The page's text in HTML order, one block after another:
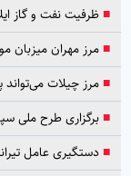
■ظرفیت نفت و گاز
■مرز مهران میزبان
■مرز چیلات
■برگزاری طرح ملی
■دستگیری عامل